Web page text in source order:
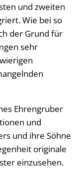
und zweiten
Wie bei so
der Grund für
sehr
Ehrengruber
und
und ihre Söhne
originale
einzusehen.